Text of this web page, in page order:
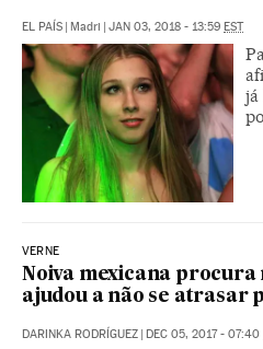
EL PAÍS | Madri | JAN 03, 2018 - 13:59 EST
já
VERNE
Noiva mexicana procura
ajudou a não se atrasar
DARINKA RODRÍGUEZ | DEC 05, 2017 - 07:40